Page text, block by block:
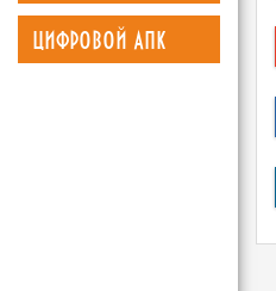
цифровой апк